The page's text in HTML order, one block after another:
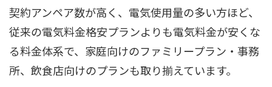
契約アンペア数が高く、電気使用量の多い方ほど、
従来の電気料金格安プランよりも電気料金が安くな
る料金体系で、家庭向けのファミリープラン・事務
所、飲食店向けのプランも取り揃えています。